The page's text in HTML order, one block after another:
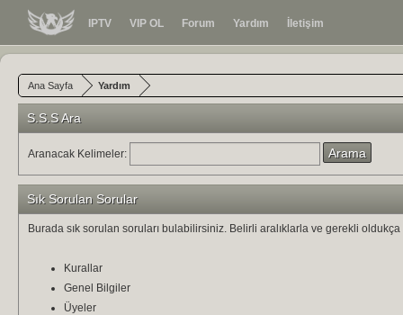
IPTV VIP OL Forum Yardım İletişim
Ana Sayfa Yardım
S.S.S Ara
Aranacak Kelimeler:
Sık Sorulan Sorular
Burada sık sorulan soruları bulabilirsiniz. Belirli aralıklarla ve gerekli
Kurallar
Genel Bilgiler
Üyeler